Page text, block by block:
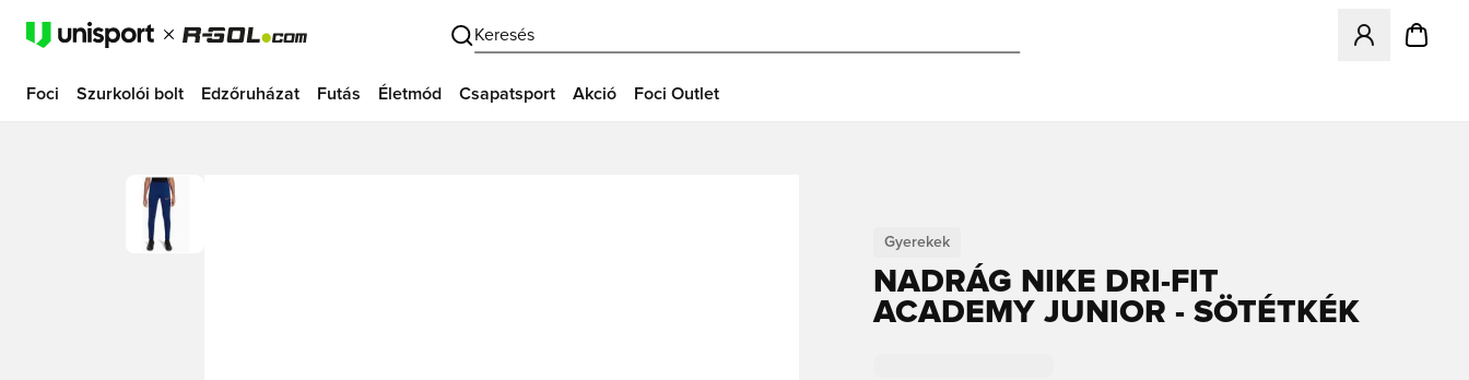
Keresés
Megnyit egy
Foci Szurkolói bolt Edzőruházat Futás Életmód Csapatsport Akció Foci Outlet
Gyerekek
NADRÁG NIKE DRI-FIT
ACADEMY JUNIOR - SÖTÉTKÉK